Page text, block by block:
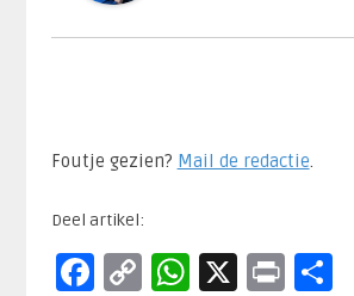
Foutje gezien? Mail de redactie.​
Deel artikel:
Facebook
CopyWhatsApp
X Print